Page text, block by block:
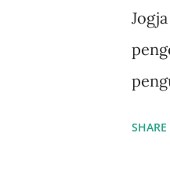
SHARE